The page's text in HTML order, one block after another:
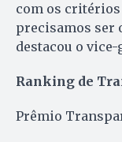
com os critérios
precisamos ser
destacou o
Ranking de
Prêmio